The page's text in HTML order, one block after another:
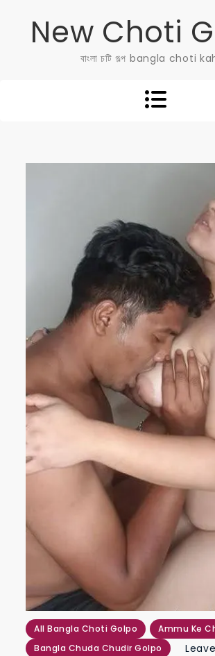
New Choti
বাংলা চটি গল্প bangla choti
All Bangla Choti Golpo Ammu Ke
Bangla Chuda Chudir Golpo